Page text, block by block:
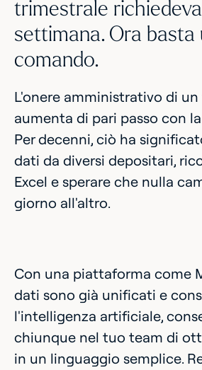
trimestrale
settimana. Ora basta
comando.
L'onere amministrativo di
aumenta di pari passo con
Per decenni, ciò ha
dati da diversi depositari,
Excel e sperare che nulla
giorno all'altro.
Con una piattaforma come
dati sono già unificati e
l'intelligenza artificiale,
chiunque nel tuo team di
in un linguaggio semplice.